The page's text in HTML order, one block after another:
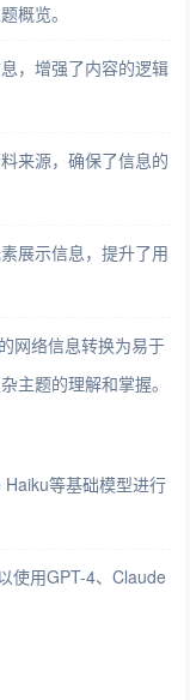
概览。
，增强了内容的逻辑
来源，确保了信息的
展示信息，提升了用
网络信息转换为易于
主题的理解和掌握。
等基础模型进行
使用GPT-4、Claude